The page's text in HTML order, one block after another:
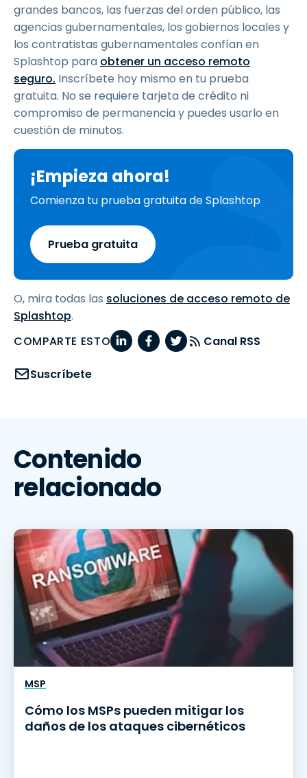
grandes bancos, las fuerzas del orden público, las
agencias gubernamentales, los gobiernos locales y
los contratistas gubernamentales confían en
Splashtop para obtener un acceso remoto
seguro. Inscríbete hoy mismo en tu prueba
gratuita. No se requiere tarjeta de crédito ni
compromiso de permanencia y puedes usarlo en
cuestión de minutos.
¡Empieza ahora!
Comienza tu prueba gratuita de Splashtop
Prueba gratuita
O, mira todas las soluciones de acceso remoto de
Splashtop.
COMPARTE ESTO
Canal RSS
Suscríbete
Contenido
relacionado
MSP
Cómo los MSPs pueden mitigar los
daños de los ataques cibernéticos